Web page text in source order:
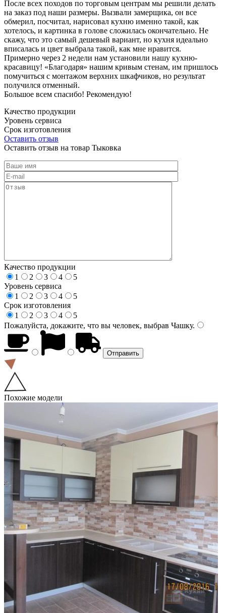
После всех походов по торговым центрам мы решили делать
на заказ под наши размеры. Вызвали замерщика, он все
обмерил, посчитал, нарисовал кухню именно такой, как
хотелось, и картинка в голове сложилась окончательно. Не
скажу, что это самый дешевый вариант, но кухня идеально
вписалась и цвет выбрала такой, как мне нравится.
Примерно через 2 недели нам установили нашу кухню-
красавицу! «Благодаря» нашим кривым стенам, им пришлось
помучиться с монтажом верхних шкафчиков, но результат
получился отменный.
Большое всем спасибо! Рекомендую!
Качество продукции
Уровень сервиса
Срок изготовления
Оставить отзыв
Оставить отзыв на товар Тыковка
Качество продукции
1
2 3 4
5
Уровень сервиса
1
2 3 4
5
Срок изготовления
1
2 3 4
5
Пожалуйста, докажите, что вы человек, выбрав Чашку.
Похожие модели